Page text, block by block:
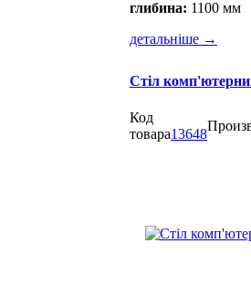
глибина: 1100 мм
детальніше →
Стіл
Код
товара13648